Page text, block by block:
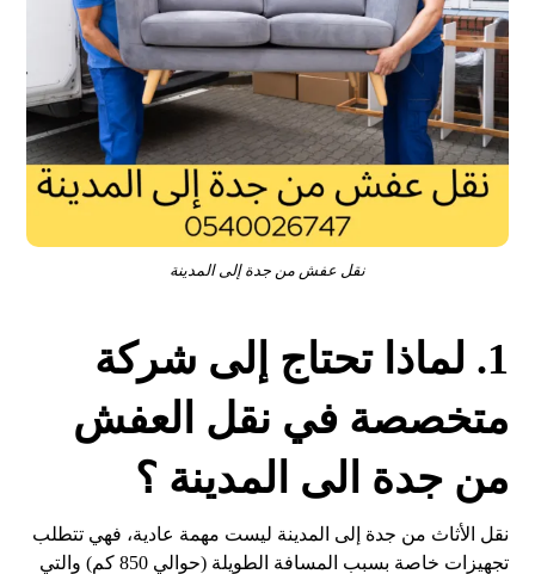
نقل عفش من جدة إلى المدينة
1. لماذا تحتاج إلى شركة
متخصصة في نقل العفش
من جدة الى المدينة ؟
نقل الأثاث من جدة إلى المدينة ليست مهمة عادية، فهي تتطلب
تجهيزات خاصة بسبب المسافة الطويلة (حوالي 850 كم) والتي